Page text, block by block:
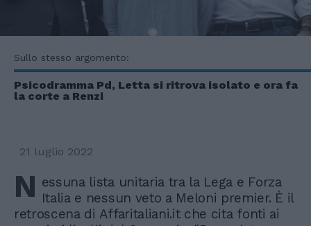
Sullo stesso argomento:
Psicodramma Pd, Letta si ritrova isolato e ora fa
la corte a Renzi
21 luglio 2022
N essuna lista unitaria tra la Lega e Forza
Italia e nessun veto a Meloni premier. È il
retroscena di Affaritaliani.it che cita fonti ai